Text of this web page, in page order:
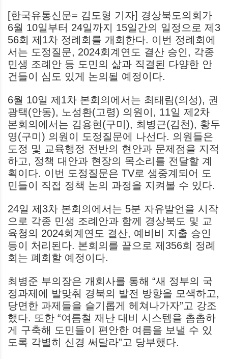
[한국유통신문= 김도형 기자] 경상북도의회가
6월 10일부터 24일까지 15일간의 일정으로 제3
56회 제1차 정례회를 개회한다. 이번 정례회에
서는 도정질문, 2024회계연도 결산 승인, 각종
민생 조례안 등 도민의 삶과 직결된 다양한 안
건들이 심도 있게 논의될 예정이다.
6월 10일 제1차 본회의에서는 최태림(의성), 권
광택(안동), 노성환(고령) 의원이, 11일 제2차
본회의에서는 김용현(구미), 최병근(김천), 황두
영(구미) 의원이 도정질문에 나선다. 의원들은
도정 및 교육행정 전반의 현안과 문제점을 지적
하고, 정책 대안과 현장의 목소리를 전달할 계
획이다. 이번 도정질문은 TV로 생중계되어 도
민들이 직접 정책 논의 과정을 지켜볼 수 있다.
24일 제3차 본회의에서는 5분 자유발언을 시작
으로 각종 민생 조례안과 함께 경상북도 및 교
육청의 2024회계연도 결산, 예비비 지출 승인
등이 처리된다. 본회의를 끝으로 제356회 정례
회는 폐회할 예정이다.
최병준 부의장은 개회사를 통해 “새 정부의 국
정과제에 발맞춰 경북의 발전 방향을 모색하고,
당면한 과제들을 슬기롭게 헤쳐나가자”고 강조
했다. 또한 “여름철 재난 대비 시스템을 촘촘하
게 구축해 도민들이 편안한 여름을 보낼 수 있
도록 각별히 신경 써달라”고 당부했다.